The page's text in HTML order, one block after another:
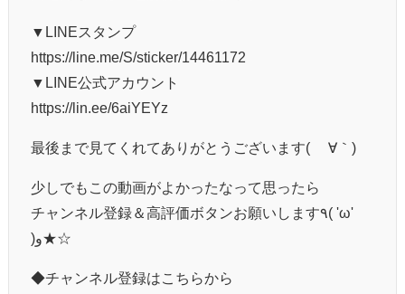
▼LINEスタンプ
https://line.me/S/sticker/14461172
▼LINE公式アカウント
https://lin.ee/6aiYEYz
最後まで見てくれてありがとうございます( ´∀｀)
少しでもこの動画がよかったなって思ったら
チャンネル登録＆高評価ボタンお願いします٩( 'ω'
)و★☆
◆チャンネル登録はこちらから